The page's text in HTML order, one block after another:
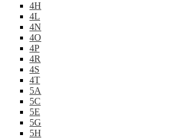
4H
4L
4N
4O
4P
4R
4S
4T
5A
5C
5E
5G
5H